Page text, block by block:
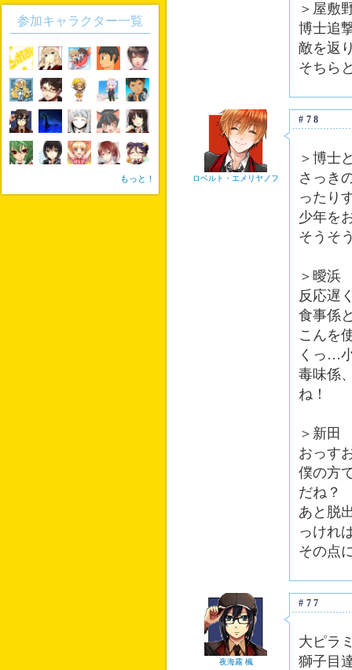
＞屋敷
博士追
敵を返
そちら
ロベルト・エメリヤノフ
#78
＞博士
さっき
ったり
少年を
そうそ
＞曖浜
反応遅
食事係
こんを
くっ…
毒味係
ね！
＞新田
おっす
僕の方
だね？
あと脱
っけれ
その点
夜海霧 楓
#77
大ピラ
獅子目
参加キャラクター一覧
もっと！